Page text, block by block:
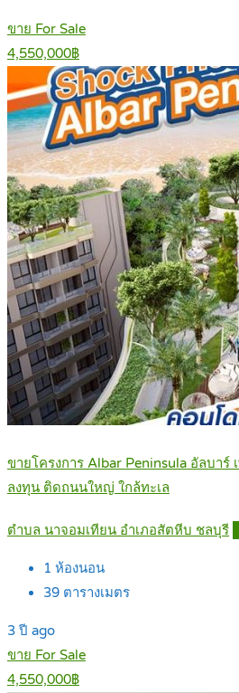
ขาย For Sale
4,550,000฿
ขายโครงการ Albar Peninsula อัลบาร์
ลงทุน ติดถนนใหญ่ ใกล้ทะเล
ตำบล นาจอมเทียน อำเภอสัตหีบ ชลบุรี
1 ห้องนอน
39 ตารางเมตร
3 ปี ago
ขาย For Sale
4,550,000฿